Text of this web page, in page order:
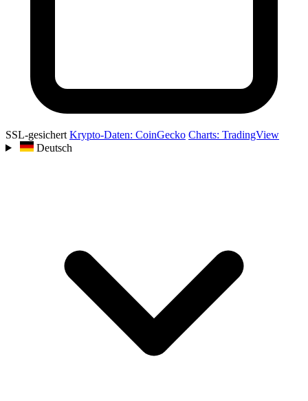
SSL-gesichert Krypto-Daten: CoinGecko Charts: TradingView
Deutsch